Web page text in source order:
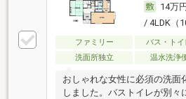
14万円
/ 4LDK（
ファミリー バス・トイ
洗面所独立
温水洗浄
おしゃれな女性に必須の洗面
しました。バストイレが別々